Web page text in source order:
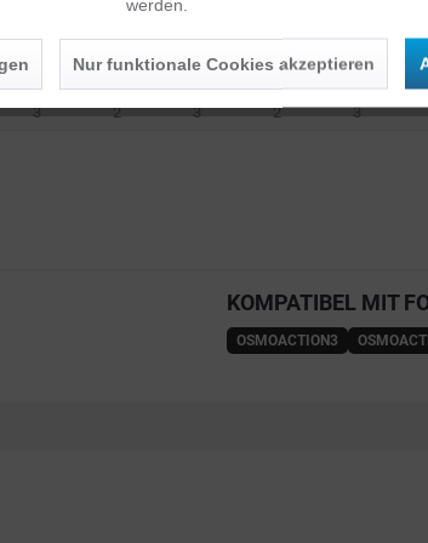
1,7 2,3 2,9 4,0
2 2 2 2
3 2 3 2 3
KOMPATIBEL MIT
OSMOACTION3
werden.
Nur funktionale Cookies akzeptieren